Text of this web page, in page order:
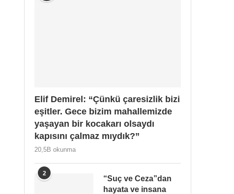
Elif Demirel: “Çünkü çaresizlik bizi
eşitler. Gece bizim mahallemizde
yaşayan bir kocakarı olsaydı
kapısını çalmaz mıydık?”
20,5B okunma
2
“Suç ve Ceza”dan
hayata ve insana